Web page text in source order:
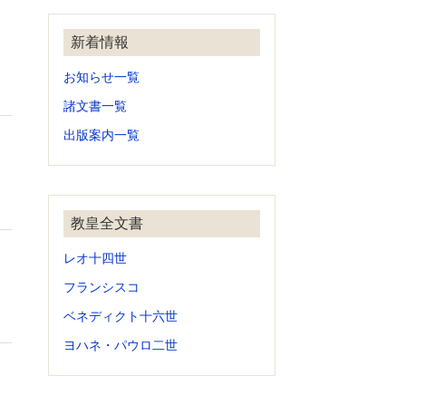
新着情報
お知らせ一覧
諸文書一覧
出版案内一覧
教皇全文書
レオ十四世
フランシスコ
ベネディクト十六世
ヨハネ・パウロ二世